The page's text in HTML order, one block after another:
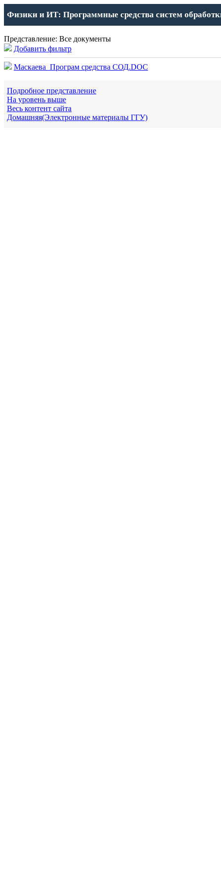
Физики и ИТ: Программные средства систем
Представление: Все документы
Добавить фильтр
Маскаева_Програм средства СОД.DOC
Подробное представление
На уровень выше
Весь контент сайта
Домашняя(Электронные материалы ГГУ)